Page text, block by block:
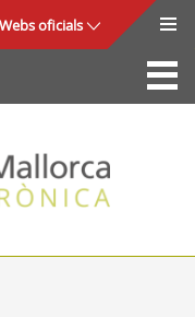
Webs oficials
La Seu
Consell de Mallorca
Accés i seguretat
Utilitats